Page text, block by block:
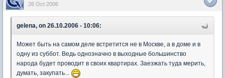
26 Oct 2006
gelena, on 26.10.2006 - 10:06:
Может быть на самом деле встретится не в Москве, а в доме и в
одну из суббот. Ведь однозначно в выходные большинство
народа будет проводит в своих квартирах. Заезжать туда мерить,
думать, закупать...